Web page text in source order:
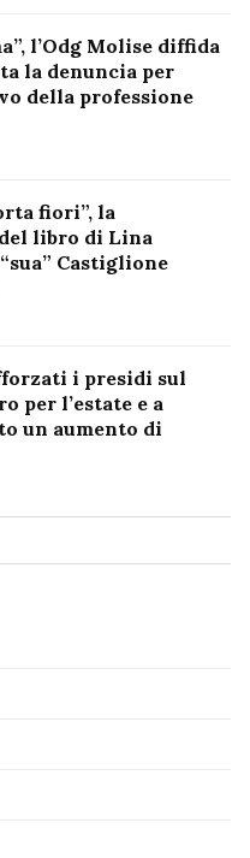
l’Odg Molise diffida
la denuncia per
della professione
fiori”, la
libro di Lina
Castiglione
i presidi sul
per l’estate e a
un aumento di